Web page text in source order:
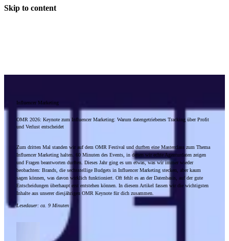
Skip to content
Influencer Marketing
OMR 2026: Keynote zum Influencer Marketing: Warum datengetriebenes Tracking über Profit
und Verlust entscheidet
Zum dritten Mal standen wir auf dem OMR Festival und durften eine Masterclass zum Thema
Influencer Marketing halten. 60 Minuten des Events, in denen wir echte Agenturdaten zeigen
und Fragen beantworten durften. Dieses Jahr ging es um etwas, was wir immer wieder
beobachten: Brands, die sechsstellige Budgets in Influencer Marketing stecken, aber kaum
sagen können, was davon wirklich funktioniert. Oft fehlt es an der Datenbasis, auf der gute
Entscheidungen überhaupt erst entstehen können. In diesem Artikel fassen wir die wichtigsten
Inhalte aus unserer diesjährigen OMR Keynote für dich zusammen.
Lesedauer: ca. 9 Minuten